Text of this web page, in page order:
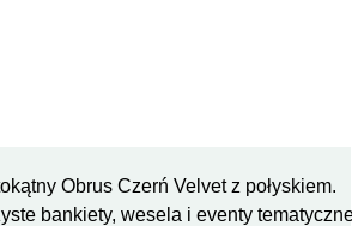
Obrus Czerń Velvet z połyskiem.
bankiety, wesela i eventy